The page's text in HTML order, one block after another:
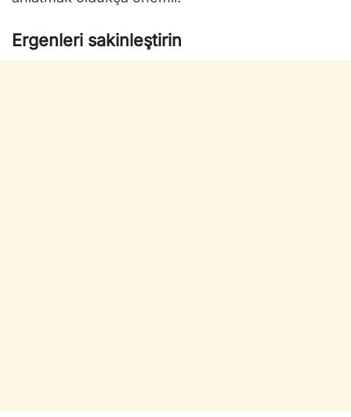
Ergenleri sakinleştirin